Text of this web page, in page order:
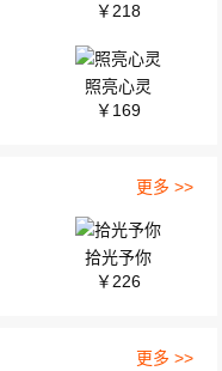
￥218
照亮心灵
￥169
更多 >>
拾光予你
￥226
更多 >>